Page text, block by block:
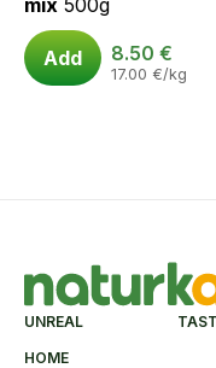
mix 500g
Add 8.50 €
17.00 €/kg
UNREAL
HOME